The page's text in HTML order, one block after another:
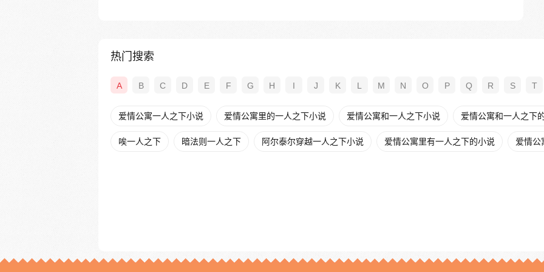
热门搜索
A B C D E F G H I J K L M N O P Q R S T
爱情公寓一人之下小说 爱情公寓里的一人之下小说 爱情公寓和一人之下小说 爱情公寓和一人之下
唉一人之下 暗法则一人之下 阿尔泰尔穿越一人之下小说 爱情公寓里有一人之下的小说 爱情公